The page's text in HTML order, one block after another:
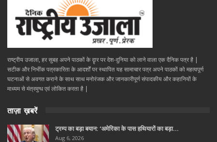
राष्ट्रीय उजाला, हर सुबह अपने पाठकों के दॄार पर देश-दुनिया को लाने वाला एक दैनिक पत्र है |
सटीक और निभींक पत्रकारिता के आदर्शों पर स्थापित यह सामाचार पत्र अपने पाठकों को महत्वपूर्ण
घटनाओं से अवगत कराने के साथ साथ मनोरंजक और जानकारीपूर्ण संपादकीय और कहानियों के
माध्यम से मंत्रमुग्ध एवं लोकित करता है |
ताज़ा ख़बरें
ट्रम्प का बड़ा बयान: ‘अमेरिका के पास हथियारों का बड़ा…
Aug 6, 2026